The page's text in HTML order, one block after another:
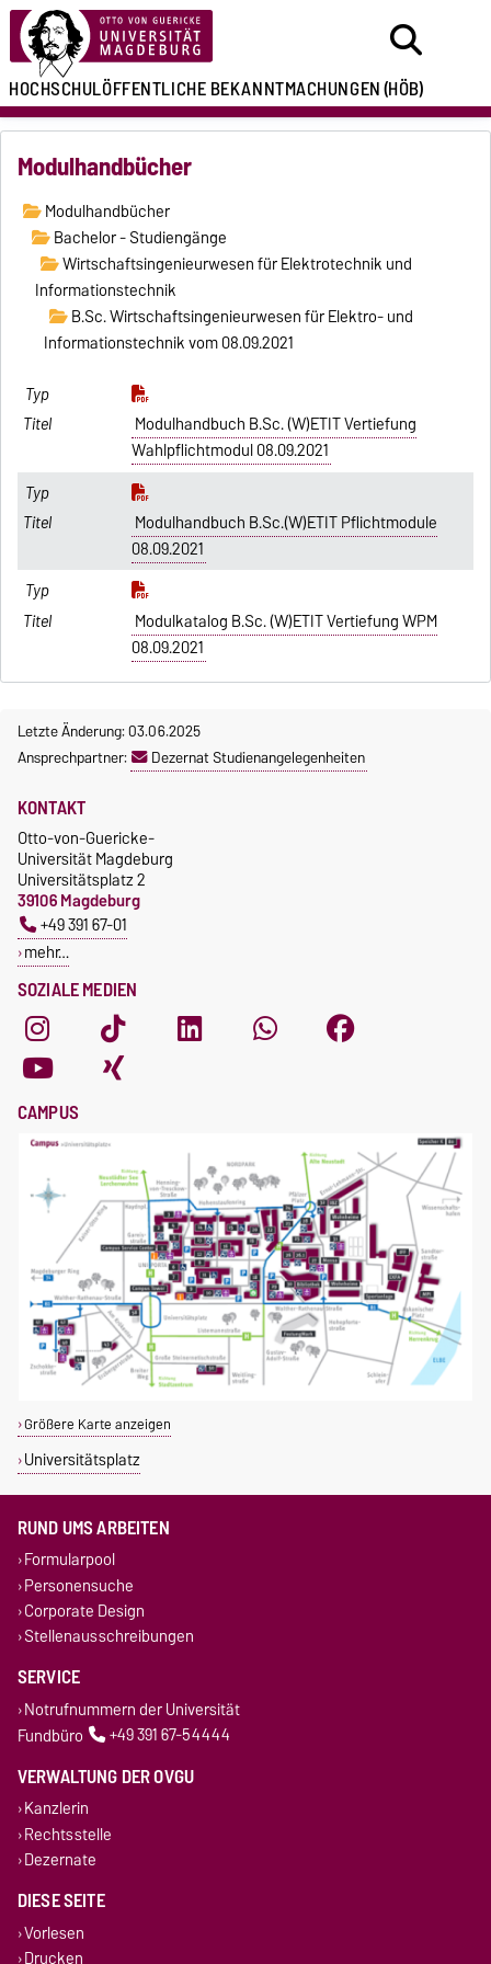
HOCHSCHULÖFFENTLICHEBEKANNTMACHUNGEN(HÖB)
Modulhandbücher
Modulhandbücher
Bachelor - Studiengänge
Wirtschaftsingenieurwesen für Elektrotechnik und
Informationstechnik
B.Sc. Wirtschaftsingenieurwesen für Elektro- und
Informationstechnik vom 08.09.2021
Modulhandbuch B.Sc. (W)ETIT Vertiefung
Wahlpflichtmodul 08.09.2021
Modulhandbuch B.Sc.(W)ETIT Pflichtmodule
08.09.2021
Modulkatalog B.Sc. (W)ETIT Vertiefung WPM
08.09.2021
Letzte Änderung: 03.06.2025
Ansprechpartner:
Dezernat Studienangelegenheiten
SOZIALE MEDIEN
KONTAKT
Otto-von-Guericke-
Universität Magdeburg
Universitätsplatz 2
39106 Magdeburg
+49 391 67-01
mehr…
CAMPUS
Größere Karte anzeigen
Universitätsplatz
RUND UMS ARBEITEN
Formularpool
Personensuche
Corporate Design
Stellenausschreibungen
SERVICE
Notrufnummern der Universität
Fundbüro
+49 391 67-54444
VERWALTUNG DER OVGU
Kanzlerin
Rechtsstelle
Dezernate
DIESE SEITE
Vorlesen
Drucken